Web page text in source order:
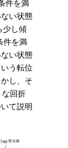
件を満
い状態
少し傾
件を満
い状態
う転位
し、そ
回折
て説明